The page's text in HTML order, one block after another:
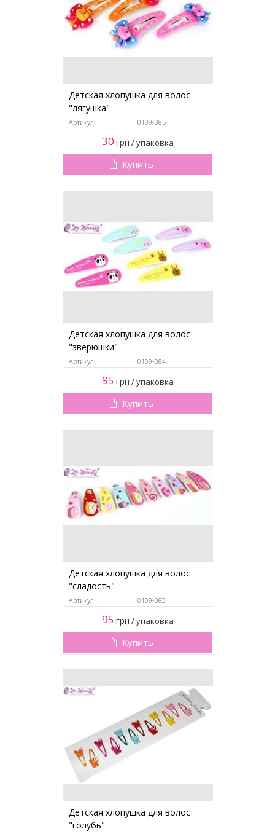
Детская хлопушка для волос
"лягушка"
Артикул: 0109-085
30 грн /упаковка
Купить
Детская хлопушка для волос
"зверюшки"
Артикул: 0109-084
95 грн /упаковка
Купить
Детская хлопушка для волос
"сладость"
Артикул: 0109-083
95 грн /упаковка
Купить
Детская хлопушка для волос
"голубь"